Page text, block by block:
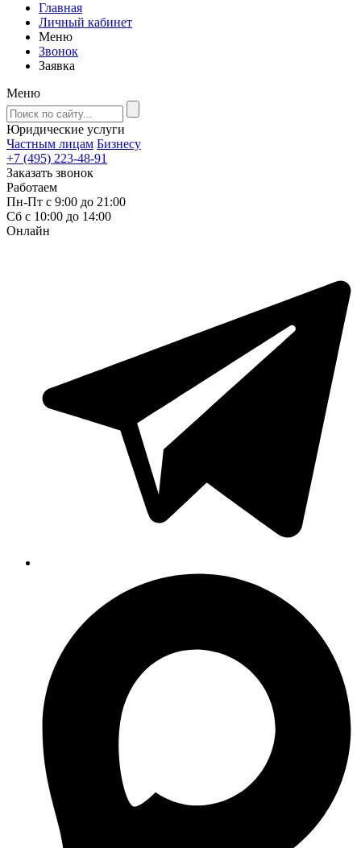
Главная
Личный кабинет
Меню
Звонок
Заявка
Меню
Юридические услуги
Частным лицам Бизнесу
+7 (495) 223-48-91
Заказать звонок
Работаем
Пн-Пт с 9:00 до 21:00
Сб с 10:00 до 14:00
Онлайн